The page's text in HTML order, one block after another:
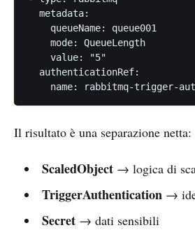
  metadata:
    queueName: queue001
    mode: QueueLength
    value: "5"
  authenticationRef:
name: rabbitmq-trigger-
Il risultato è una separazione netta:
ScaledObject→ logica di
TriggerAuthentication→
Secret→ dati sensibili